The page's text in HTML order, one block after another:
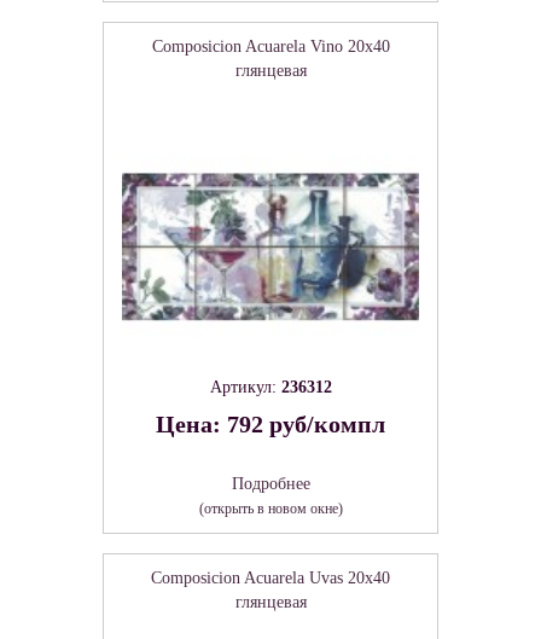
Composicion Acuarela Vino 20x40
глянцевая
Артикул: 236312
Цена: 792 руб/компл
Подробнее
(открыть в новом окне)
Composicion Acuarela Uvas 20x40
глянцевая